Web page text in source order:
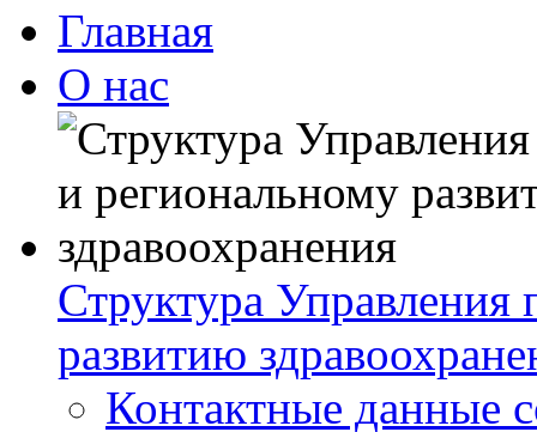
Главная
О нас
Структура
развитию
Контактные данные